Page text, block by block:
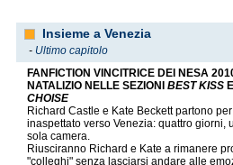
Insieme a Venezia
- Ultimo capitolo
FANFICTION VINCITRICE DEI NESA
NATALIZIO NELLE SEZIONI BEST KISS E
CHOISE
Richard Castle e Kate Beckett partono
inaspettato verso Venezia: quattro giorni,
sola camera.
Riusciranno Richard e Kate a rimanere
"colleghi" senza lasciarsi andare alle